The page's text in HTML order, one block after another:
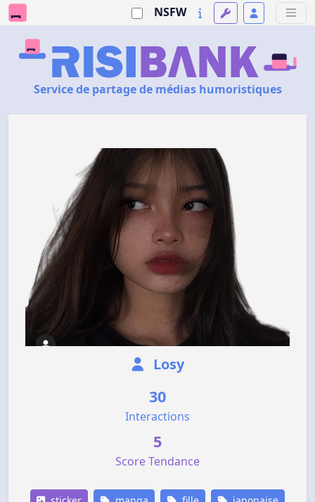
NSFW
Service de partage de médias humoristiques
Losy
30
Interactions
5
Score Tendance